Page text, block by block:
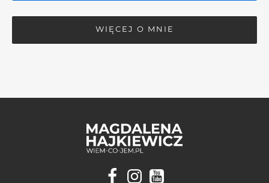
WIĘCEJ O MNIE